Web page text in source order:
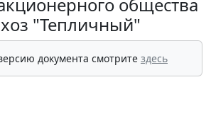
общества
"Тепличный"
документа смотрите здесь